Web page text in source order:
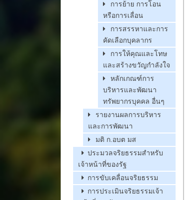
การย้าย การโอน
หรือการเลื่อน
การสรรหาและการ
คัดเลือกบุคลากร
การให้คุณและโทษ
และสร้างขวัญกำลังใจ
หลักเกณฑ์การ
บริหารและพัฒนา
ทรัพยากรบุคคล อื่นๆ
รายงานผลการบริหาร
และการพัฒนา
มติ ก.อบต มส
ประมวลจริยธรรมสำหรับ
เจ้าหน้าที่ของรัฐ
การขับเคลื่อนจริยธรรม
การประเมินจริยธรรมเจ้า